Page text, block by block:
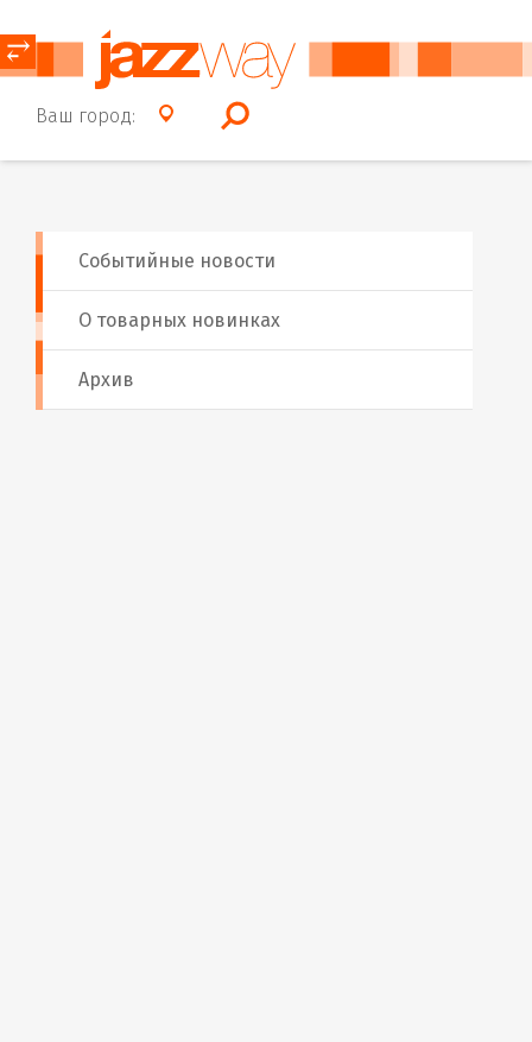
Ваш город:
⥂
Событийные новости
О товарных новинках
Архив